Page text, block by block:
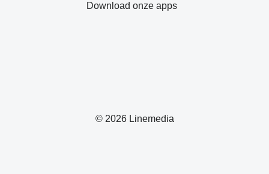
© 2026 Linemedia
Download onze apps